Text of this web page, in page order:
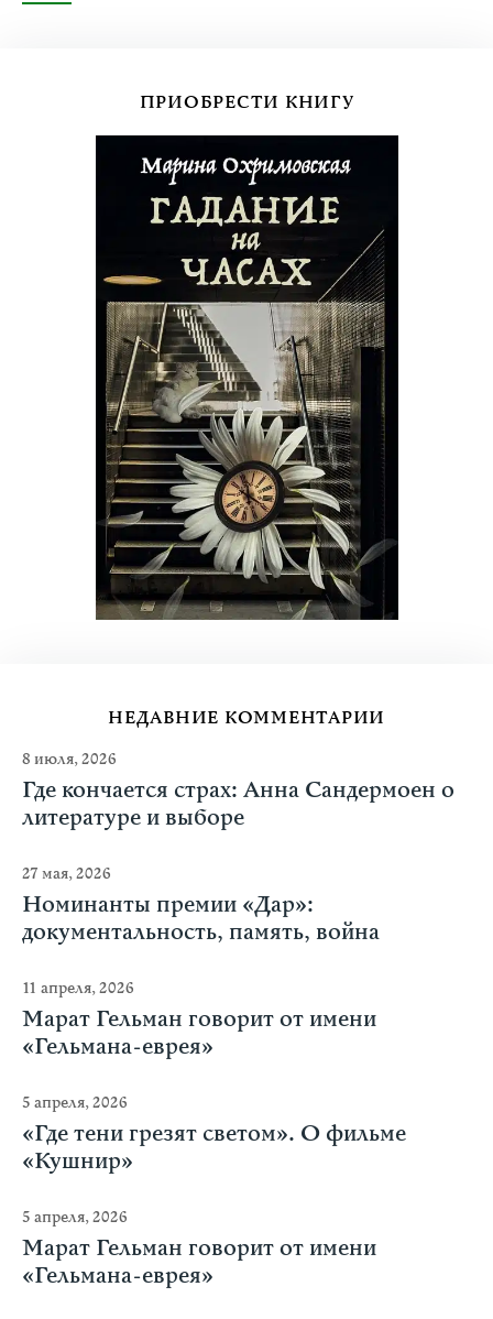
ПРИОБРЕСТИ КНИГУ
НЕДАВНИЕ КОММЕНТАРИИ
8 июля, 2026
Где кончается страх: Анна Сандермоен о
литературе и выборе
27 мая, 2026
Номинанты премии «Дар»:
документальность, память, война
11 апреля, 2026
Марат Гельман говорит от имени
«Гельмана-еврея»
5 апреля, 2026
«Где тени грезят светом». О фильме
«Кушнир»
5 апреля, 2026
Марат Гельман говорит от имени
«Гельмана-еврея»